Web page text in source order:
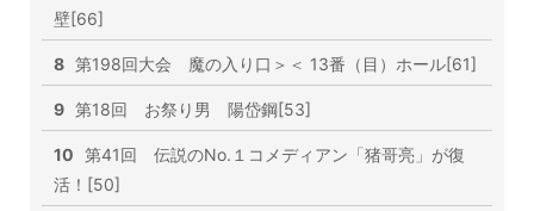
壁[66]
8 第198回大会 魔の入り口＞＜ 13番（目）ホール[61]
9 第18回 お祭り男 陽岱鋼[53]
10 第41回 伝説のNo.１コメディアン「猪哥亮」が復
活！[50]